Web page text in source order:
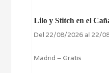
Lilo y Stitch en el
Del 22/08/2026 al 22/
Madrid – Gratis